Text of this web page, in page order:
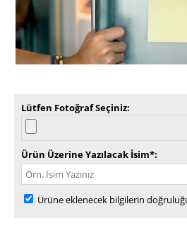
Lütfen Fotoğraf Seçiniz
Ürün Üzerine Yazılacak İsim*
Ürüne eklenecek bilgilerin